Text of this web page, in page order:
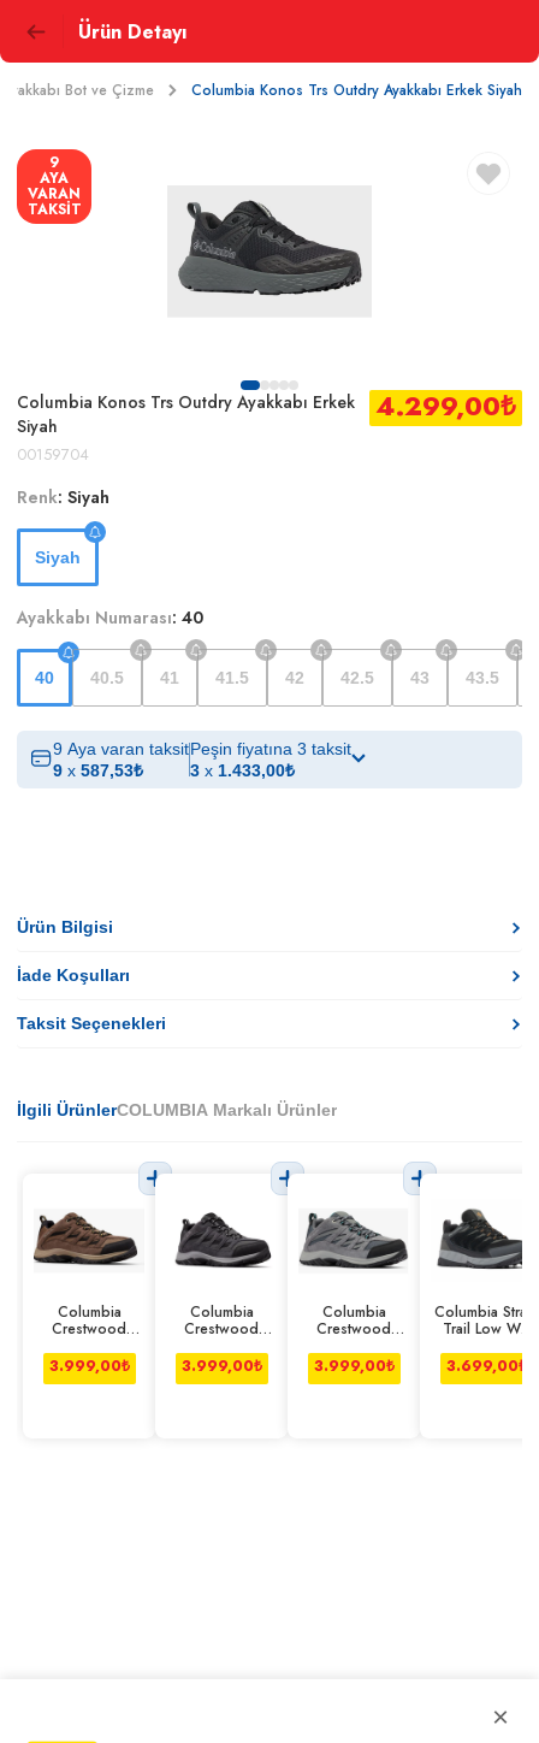
Ürün Detayı
Ayakkabı Bot ve Çizme Columbia Konos Trs Outdry Ayakkabı Erkek Siyah
9
AYA
VARAN
TAKSİT
Columbia Konos Trs Outdry Ayakkabı Erkek
Siyah
00159704
4.299,00₺
Renk: Siyah
Siyah
Ayakkabı Numarası: 40
40 40.5 41 41.5 42 42.5 43 43.5
9 Aya varan taksit
9 x 587,53₺
Peşin fiyatına 3 taksit
3 x 1.433,00₺
Ürün Bilgisi
İade Koşulları
Taksit Seçenekleri
İlgili ÜrünlerCOLUMBIA Markalı Ürünler
Columbia
Crestwood
Kahverengi
3.999,00₺
Columbia
Crestwood
Gri
3.999,00₺
Columbia
Crestwood
3.999,00₺
Columbia Strata
Trail Low Wp
Siyah
3.699,00₺
×